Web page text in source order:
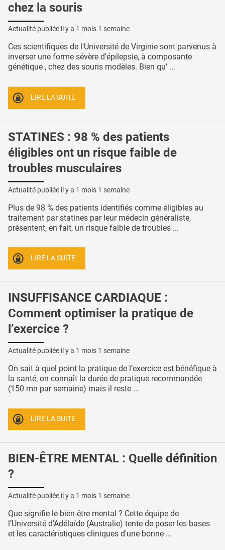
chez la souris
Actualité publiée il y a 1 mois 1 semaine
Ces scientifiques de l'Université de Virginie sont parvenus à
inverser une forme sévère d'épilepsie, à composante
génétique , chez des souris modèles. Bien qu’ ...
LIRE LA SUITE
STATINES : 98 % des patients
éligibles ont un risque faible de
troubles musculaires
Actualité publiée il y a 1 mois 1 semaine
Plus de 98 % des patients identifiés comme éligibles au
traitement par statines par leur médecin généraliste,
présentent, en fait, un risque faible de troubles ...
LIRE LA SUITE
INSUFFISANCE CARDIAQUE :
Comment optimiser la pratique de
l’exercice ?
Actualité publiée il y a 1 mois 1 semaine
On sait à quel point la pratique de l’exercice est bénéfique à
la santé, on connaît la durée de pratique recommandée
(150 mn par semaine) mais il reste ...
LIRE LA SUITE
BIEN-ÊTRE MENTAL : Quelle définition
?
Actualité publiée il y a 1 mois 1 semaine
Que signifie le bien-être mental ? Cette équipe de
l’Université d'Adélaïde (Australie) tente de poser les bases
et les caractéristiques cliniques d'une bonne ...